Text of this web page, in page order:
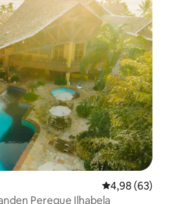
4,98 av 5 i
4,98 (63)
Pereque Ilhabela